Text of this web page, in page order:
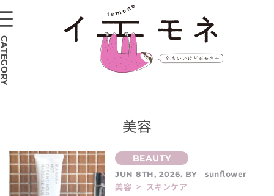
美容
JUN 8TH, 2026. BY
sunflower
美容 > スキンケア